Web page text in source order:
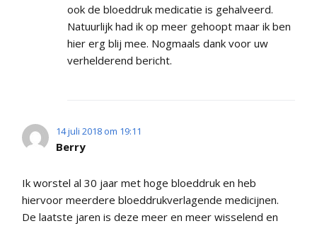
ook de bloeddruk medicatie is gehalveerd.
Natuurlijk had ik op meer gehoopt maar ik ben
hier erg blij mee. Nogmaals dank voor uw
verhelderend bericht.
14 juli 2018 om 19:11
Berry
Ik worstel al 30 jaar met hoge bloeddruk en heb
hiervoor meerdere bloeddrukverlagende medicijnen.
De laatste jaren is deze meer en meer wisselend en